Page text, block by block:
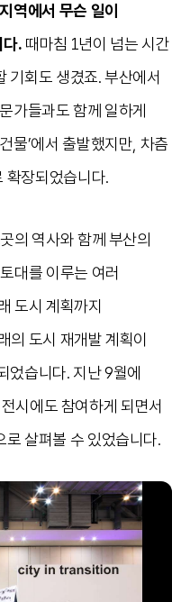
역에서 무슨 일이
다. 때마침 1년이 넘는 시간
기회도 생겼죠. 부산에서
가들과도 함께 일하게
물’에서 출발했지만, 차츰
확장되었습니다.
의 역사와 함께 부산의
대를 이루는 여러
도시 계획까지
의 도시 재개발 계획이
었습니다. 지난 9월에
시에도 참여하게 되면서
살펴볼 수 있었습니다.